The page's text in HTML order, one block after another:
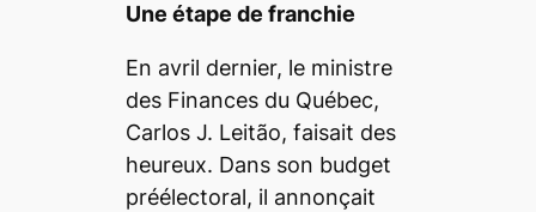
Une étape de franchie
En avril dernier, le ministre
des Finances du Québec,
Carlos J. Leitão, faisait des
heureux. Dans son budget
préélectoral, il annonçait